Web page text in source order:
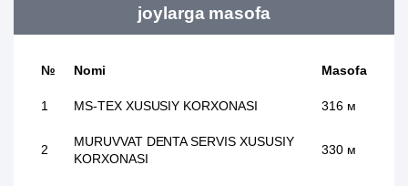
joylarga masofa
№ Nomi Masofa
1 MS-TEX XUSUSIY KORXONASI 316 м
2
MURUVVAT DENTA SERVIS XUSUSIY
KORXONASI
330 м